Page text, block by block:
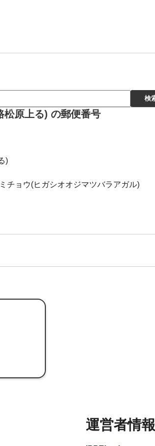
松原上る) の郵便番号
)
チョウ(ヒガシオオジマツバラアガル)
運営者情報